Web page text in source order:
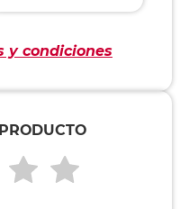
y condiciones